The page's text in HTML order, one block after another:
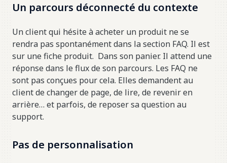
Un parcours déconnecté du contexte
Un client qui hésite à acheter un produit ne se
rendra pas spontanément dans la section FAQ. Il est
sur une fiche produit. Dans son panier. Il attend une
réponse dans le flux de son parcours. Les FAQ ne
sont pas conçues pour cela. Elles demandent au
client de changer de page, de lire, de revenir en
arrière… et parfois, de reposer sa question au
support.
Pas de personnalisation